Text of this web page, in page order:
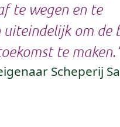
te wegen en te
uiteindelijk om de
te
Scheperij